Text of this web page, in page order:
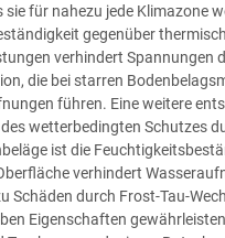
sie für nahezu jede Klimazone
gegenüber
verhindert Spannungen
die bei starren
führen. Eine weitere
wetterbedingten Schutzes
ist die
verhindert
Schäden durch Frost-Tau-
Eigenschaften